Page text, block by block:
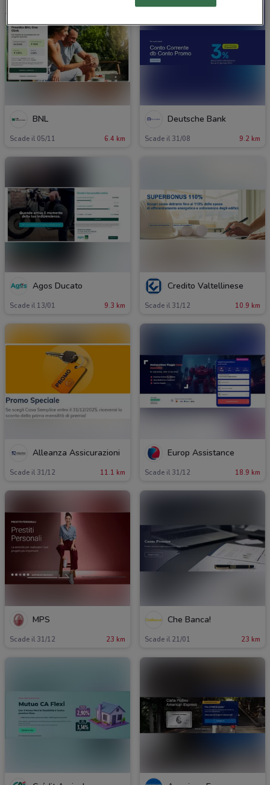
BNL
Scade il 05/11 6.4 km
Deutsche Bank
Scade il 31/08 9.2 km
Agos Ducato
Scade il 13/01 9.3 km
Credito Valtellinese
Scade il 31/12 10.9 km
Alleanza Assicurazioni
Scade il 31/12 11.1 km
Europ Assistance
Scade il 31/12 18.9 km
MPS
Scade il 31/12 23 km
Che Banca!
Scade il 21/01 23 km